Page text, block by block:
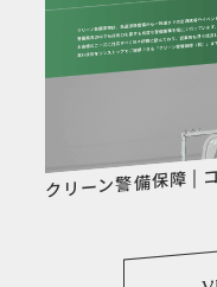
クリーン警備保障 |